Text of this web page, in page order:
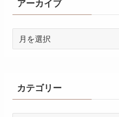
アーカイブ
カテゴリー